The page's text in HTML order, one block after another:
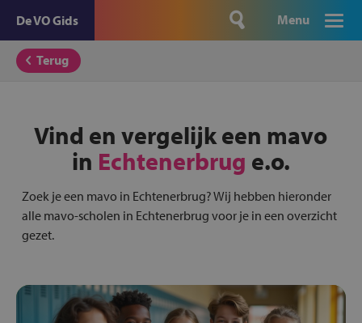
De VO Gids Menu
Terug
Vind en vergelijk een mavo
in Echtenerbrug e.o.
Zoek je een mavo in Echtenerbrug? Wij hebben hieronder
alle mavo-scholen in Echtenerbrug voor je in een overzicht
gezet.